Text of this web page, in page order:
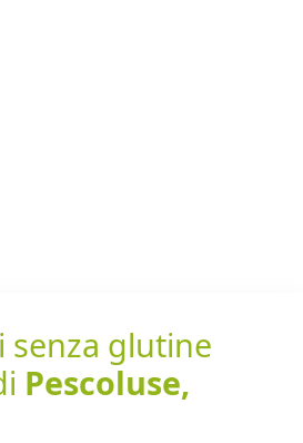
glutine
Pescoluse,